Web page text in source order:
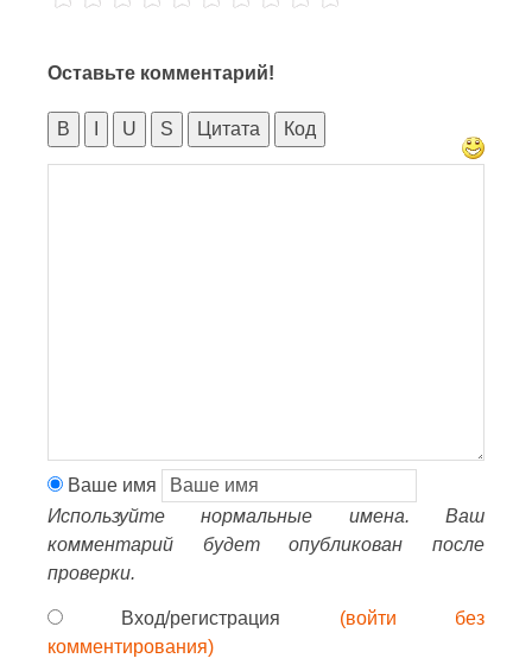
Оставьте комментарий!
B U S Цитата Код
Ваше имя
Используйте нормальные имена. Ваш
комментарий будет опубликован после
проверки.
Вход/регистрация (войти без
комментирования)